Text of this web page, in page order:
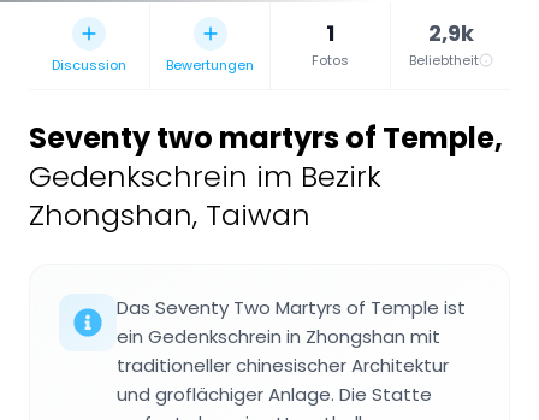
Discussion Bewertungen
1
Fotos
2,9k
Beliebtheit
Seventy two martyrs of Temple,
Gedenkschrein im Bezirk
Zhongshan, Taiwan
Das Seventy Two Martyrs of Temple ist
ein Gedenkschrein in Zhongshan mit
traditioneller chinesischer Architektur
und groflächiger Anlage. Die Statte